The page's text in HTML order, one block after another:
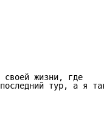
своей жизни, где
тур, а я